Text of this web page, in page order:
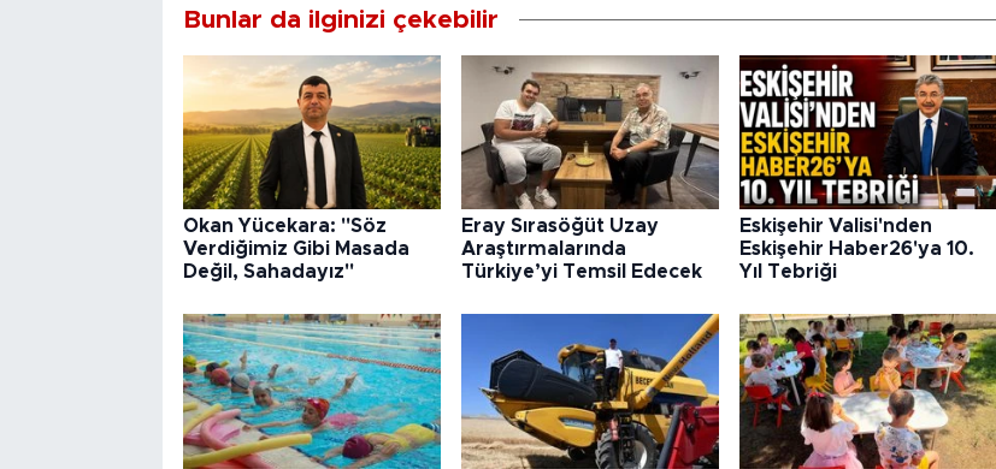
Bunlar da ilginizi çekebilir
Okan Yücekara: "Söz
Verdiğimiz Gibi Masada
Değil, Sahadayız"
Eray Sırasöğüt Uzay
Araştırmalarında
Türkiye’yi Temsil Edecek
Eskişehir Valisi'nden
Eskişehir Haber26'ya 10.
Yıl Tebriği